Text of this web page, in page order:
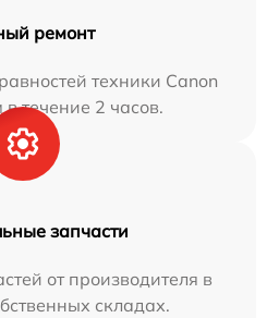
ремонт
техники Canon
течение 2 часов.
запчасти
от производителя в
складах.